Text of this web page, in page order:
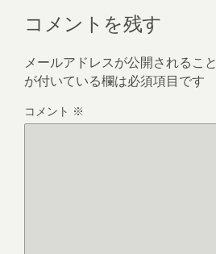
コメントを残す
メールアドレスが公開されるこ
が付いている欄は必須項目です
コメント ※